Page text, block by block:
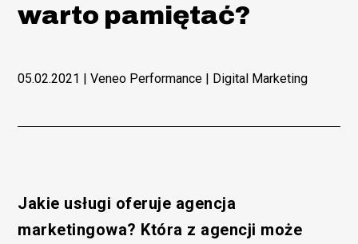
warto pamiętać?
05.02.2021 | Veneo Performance | Digital Marketing
Jakie usługi oferuje agencja
marketingowa? Która z agencji może